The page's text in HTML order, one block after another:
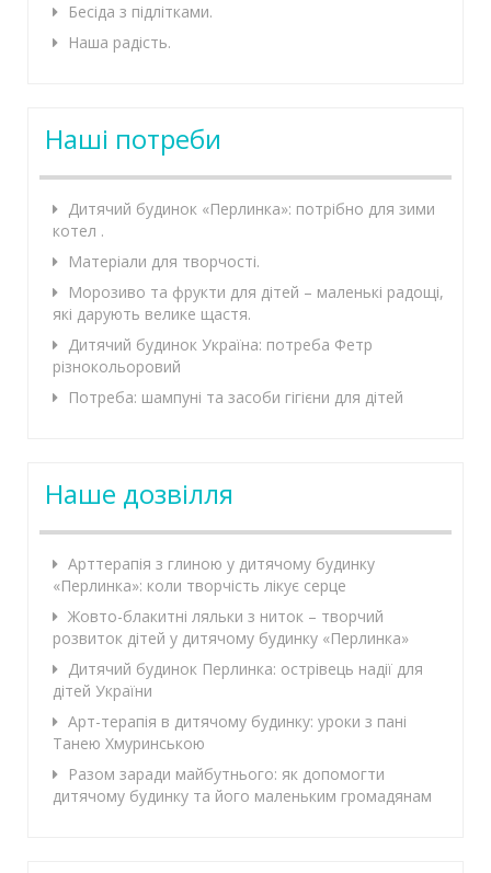
Бесіда з підлітками.
Наша радість.
Наші потреби
Дитячий будинок «Перлинка»: потрібно для зими
котел .
Матеріали для творчості.
Морозиво та фрукти для дітей – маленькі радощі,
які дарують велике щастя.
Дитячий будинок Україна: потреба Фетр
різнокольоровий
Потреба: шампуні та засоби гігієни для дітей
Наше дозвілля
Арттерапія з глиною у дитячому будинку
«Перлинка»: коли творчість лікує серце
Жовто-блакитні ляльки з ниток – творчий
розвиток дітей у дитячому будинку «Перлинка»
Дитячий будинок Перлинка: острівець надії для
дітей України
Арт-терапія в дитячому будинку: уроки з пані
Танею Хмуринською
Разом заради майбутнього: як допомогти
дитячому будинку та його маленьким громадянам